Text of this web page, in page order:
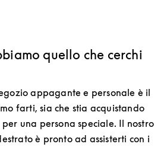
quello che cerchi
appagante e personale è il
farti, sia che stia acquistando
una persona speciale. Il nostro
è pronto ad assisterti con i